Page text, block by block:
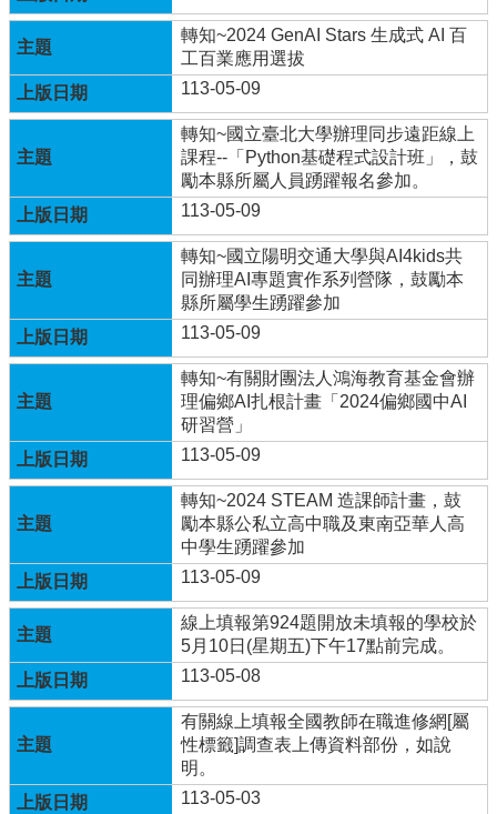
English
Version
課
程
體
畫
廣
興
國
生
活
滴
書)
興
小
附
設
幼
兒
園
臉
首
轉知~2024 GenAI Stars 生成式 AI 百
工百業應用選拔
113-05-09
轉知~國立臺北大學辦理同步遠距線上
課程--「Python基礎程式設計班」，鼓
勵本縣所屬人員踴躍報名參加。
113-05-09
轉知~國立陽明交通大學與AI4kids共
同辦理AI專題實作系列營隊，鼓勵本
縣所屬學生踴躍參加
113-05-09
轉知~有關財團法人鴻海教育基金會辦
理偏鄉AI扎根計畫「2024偏鄉國中AI
研習營」
113-05-09
轉知~2024 STEAM 造課師計畫，鼓
勵本縣公私立高中職及東南亞華人高
中學生踴躍參加
113-05-09
線上填報第924題開放未填報的學校於
5月10日(星期五)下午17點前完成。
113-05-08
有關線上填報全國教師在職進修網[屬
性標籤]調查表上傳資料部份，如說
明。
113-05-03